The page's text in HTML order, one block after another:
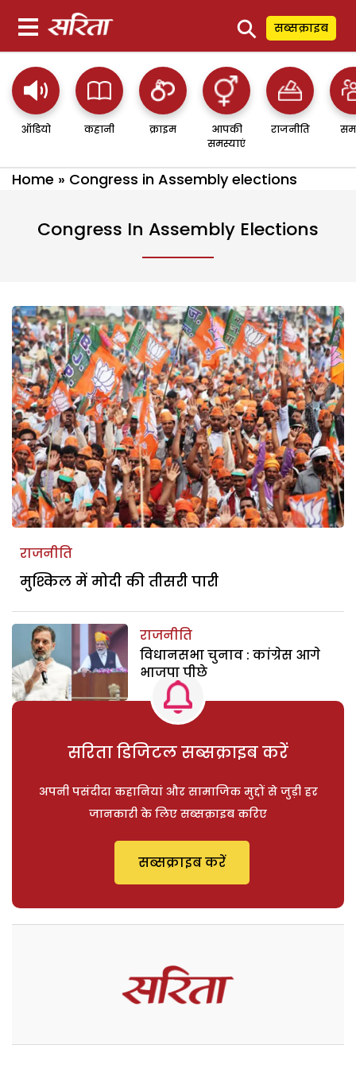
⚲ सब्सक्राइब
ऑडियो कहानी क्राइम
आपकी
समस्याएं
राजनीति
Home » Congress in Assembly elections
Congress In Assembly Elections
राजनीति
मुश्किल में मोदी की तीसरी पारी
राजनीति
विधानसभा चुनाव : कांग्रेस आगे
भाजपा पीछे
सरिता डिजिटल सब्सक्राइब करें
अपनी पसंदीदा कहानियां और सामाजिक मुद्दों से जुड़ी हर
जानकारी के लिए सब्सक्राइब करिए
सब्सक्राइब करें